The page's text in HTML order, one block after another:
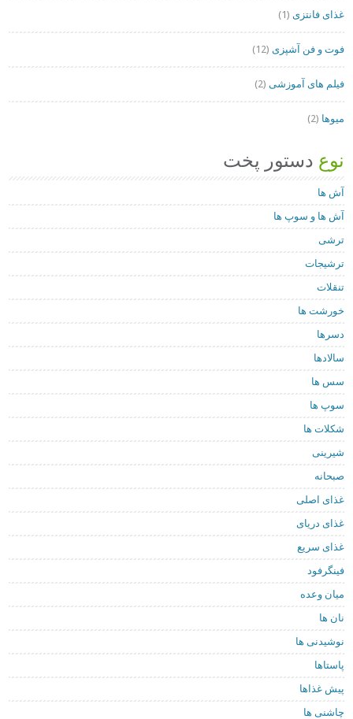
غذای فانتزی (1)
فوت و فن آشپزی (12)
فیلم های آموزشی (2)
میوها (2)
نوع دستور پخت
آش ها
آش ها و سوپ ها
ترشی
ترشیجات
تنقلات
خورشت ها
دسرها
سالادها
سس ها
سوپ ها
شکلات ها
شیرینی
صبحانه
غذای اصلی
غذای دریای
غذای سریع
فینگرفود
میان وعده
نان ها
نوشیدنی ها
پاستاها
پیش غذاها
چاشنی ها